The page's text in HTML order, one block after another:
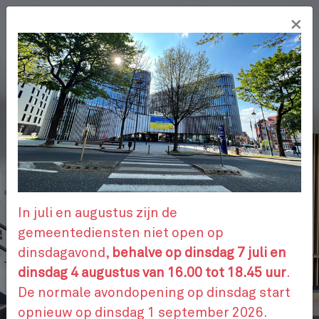
Overslaan
naar
de
inhoud
gaan
ADMINISTRATIEVE STAPPEN
AFSPRAAK
CONTACTEER ONS
NL
×
In juli en augustus zijn de
gemeentediensten niet open op
dinsdagavond, behalve op dinsdag 7 juli en
dinsdag 4 augustus van 16.00 tot 18.45 uur.
De normale avondopening op dinsdag start
opnieuw op dinsdag 1 september 2026.